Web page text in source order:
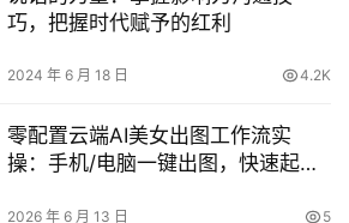
巧，把握时代赋予的红利
2024 年 6 月 18 日 4.2K
零配置云端AI美女出图工作流实
操：手机/电脑一键出图，快速起号
2026 年 6 月 13 日 5